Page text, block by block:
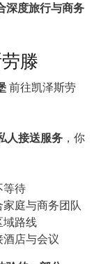
深度旅行与商务
滕
前往凯泽斯劳
人接送服务 ，你
等待
庭与商务团队
域路线
店与会议